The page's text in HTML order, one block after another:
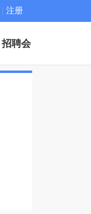
注册
招聘会